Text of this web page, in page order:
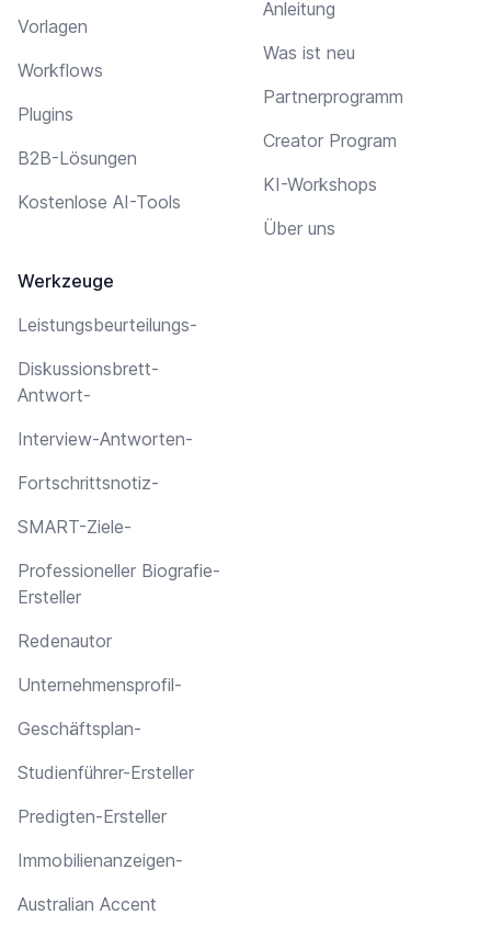
Vorlagen
Workflows
Plugins
B2B-Lösungen
Kostenlose AI-Tools
Werkzeuge
Leistungsbeurteilungs-
Diskussionsbrett-
Antwort-
Interview-Antworten-
Fortschrittsnotiz-
SMART-Ziele-
Professioneller Biografie-
Ersteller
Redenautor
Unternehmensprofil-
Geschäftsplan-
Studienführer-Ersteller
Predigten-Ersteller
Immobilienanzeigen-
Australian Accent
Anleitung
Was ist neu
Partnerprogramm
Creator Program
KI-Workshops
Über uns